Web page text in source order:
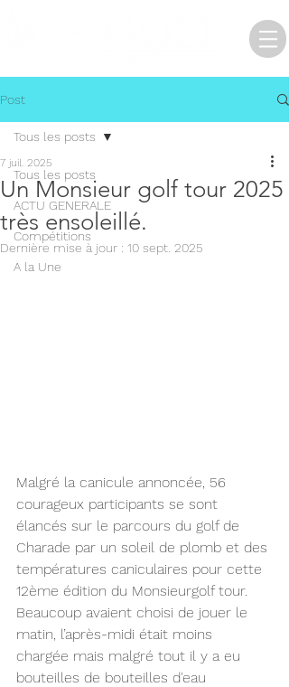
Post
Tous les posts
ACTU GENERALE
Compétitions
A la Une
Tous les posts
Un Monsieur golf tour 2025
très ensoleillé.
7 juil. 2025
Dernière mise à jour : 10 sept. 2025
Malgré la canicule annoncée, 56
courageux participants se sont
élancés sur le parcours du golf de
Charade par un soleil de plomb et des
températures caniculaires pour cette
12ème édition du Monsieurgolf tour.
Beaucoup avaient choisi de jouer le
matin, l’après-midi était moins
chargée mais malgré tout il y a eu
bouteilles de bouteilles d'eau